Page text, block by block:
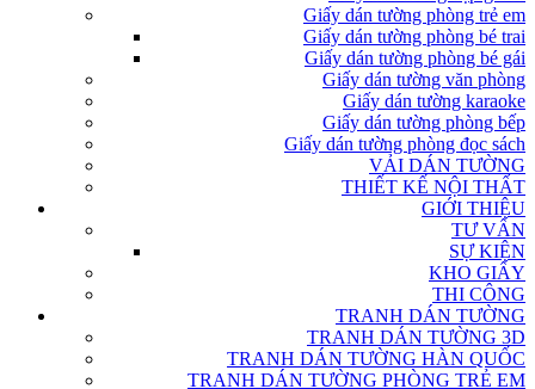
Giấy dán tường phòng trẻ em
Giấy dán tường phòng bé trai
Giấy dán tường phòng bé gái
Giấy dán tường văn phòng
Giấy dán tường karaoke
Giấy dán tường phòng bếp
Giấy dán tường phòng đọc sách
VẢI DÁN TƯỜNG
THIẾT KẾ NỘI THẤT
GIỚI THIỆU
TƯ VẤN
SỰ KIỆN
KHO GIẤY
THI CÔNG
TRANH DÁN TƯỜNG
TRANH DÁN TƯỜNG 3D
TRANH DÁN TƯỜNG HÀN QUỐC
TRANH DÁN TƯỜNG PHÒNG TRẺ EM